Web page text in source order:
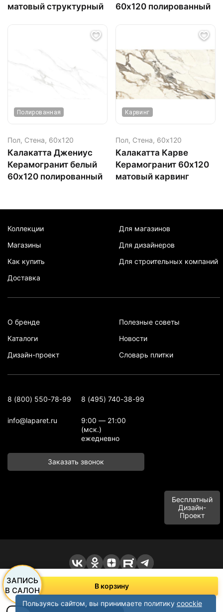
В корзину
матовый структурный
60х120 полированный
Полированная
Пол, Стена, 60х120
Калакатта Джениус
Керамогранит белый
60х120 полированный
Карвинг
Пол, Стена, 60х120
Калакатта Карве
Керамогранит 60х120
матовый карвинг
Коллекции
Магазины
Как купить
Доставка
Для магазинов
Для дизайнеров
Для строительных компаний
О бренде
Каталоги
Дизайн-проект
Полезные советы
Новости
Словарь плитки
8 (800) 550-78-99 8 (495) 740-38-99
info@laparet.ru
9:00 — 21:00
(мск.)
ежедневно
Заказать звонок
Бесплатный
Дизайн-
Проект
ООО "Баусервис", тел: +7 (495) 780-99-09, +7 (915) 497-20-99
Адрес: п. Сельхозтехника Домодедовское шоссе, д. 1 "В" корпус пом.
офисного типа, этаж 1 Подольск, Московская область 142116, Россия
Политика конфиденциальности
Вся информация на сайте носит справочный характер и не является
публичной офертой в соответствии с пунктом 2 ст атьи 437 ГК РФ
ЗАПИСЬ
В САЛОН
Пользуясь сайтом, вы принимаете политику coockie